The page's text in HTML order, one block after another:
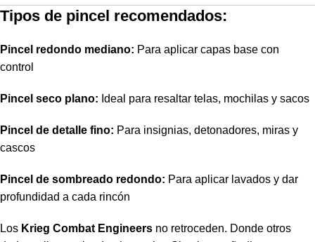
Tipos de pincel recomendados:
Pincel redondo mediano: Para aplicar capas base con
control
Pincel seco plano: Ideal para resaltar telas, mochilas y sacos
Pincel de detalle fino: Para insignias, detonadores, miras y
cascos
Pincel de sombreado redondo: Para aplicar lavados y dar
profundidad a cada rincón
Los Krieg Combat Engineers no retroceden. Donde otros